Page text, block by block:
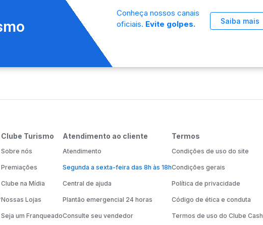
Conheça nossos canais
oficiais. Evite golpes. Saiba mais
Clube Turismo
Sobre nós
Premiações
Clube na Mídia
Nossas Lojas
Seja um Franqueado
Atendimento ao cliente
Atendimento
Segunda a sexta-feira das 8h às 18h
Central de ajuda
Plantão emergencial 24 horas
Consulte seu vendedor
Termos
Condições de uso do site
Condições gerais
Política de privacidade
Código de ética e conduta
Termos de uso do Clube Cash